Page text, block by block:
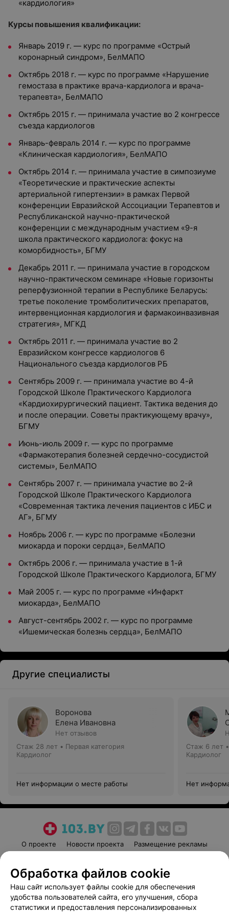
«кардиология»
Курсы повышения квалификации:
Январь 2019 г. — курс по программе «Острый
коронарный синдром», БелМАПО
Октябрь 2018 г. — курс по программе «Нарушение
гемостаза в практике врача-кардиолога и врача-
терапевта», БелМАПО
Октябрь 2015 г. — принимала участие во 2 конгрессе
съезда кардиологов
Январь-февраль 2014 г. — курс по программе
«Клиническая кардиология», БелМАПО
Октябрь 2014 г. — принимала участие в симпозиуме
«Теоретические и практические аспекты
артериальной гипертензии» в рамках Первой
конференции Евразийской Ассоциации Терапевтов и
Республиканской научно-практической
конференции с международным участием «9-я
школа практического кардиолога: фокус на
коморбидность», БГМУ
Декабрь 2011 г. — принимала участие в городском
научно-практическом семинаре «Новые горизонты
реперфузионной терапии в Республике Беларусь:
третье поколение тромболитических препаратов,
интервенционная кардиология и фармакоинвазивная
стратегия», МГКД
Октябрь 2011 г. — принимала участие во 2
Евразийском конгрессе кардиологов 6
Национального съезда кардиологов РБ
Сентябрь 2009 г. — принимала участие во 4-й
Городской Школе Практического Кардиолога
«Кардиохирургический пациент. Тактика ведения до
и после операции. Советы практикующему врачу»,
БГМУ
Июнь-июль 2009 г. — курс по программе
«Фармакотерапия болезней сердечно-сосудистой
системы», БелМАПО
Сентябрь 2007 г. — принимала участие во 2-й
Городской Школе Практического Кардиолога
«Современная тактика лечения пациентов с ИБС и
АГ», БГМУ
Ноябрь 2006 г. — курс по программе «Болезни
миокарда и пороки сердца», БелМАПО
Октябрь 2006 г. — принимала участие в 1-й
Городской Школе Практического Кардиолога, БГМУ
Май 2005 г. — курс по программе «Инфаркт
миокарда», БелМАПО
Август-сентябрь 2002 г. — курс по программе
«Ишемическая болезнь сердца», БелМАПО
Другие специалисты
Воронова
Елена Ивановна
Нет отзывов
Стаж 28 лет • Первая категория
Кардиолог
Нет информации о месте работы
Стаж 6 лет
Кардиолог
Нет
О проекте Новости проекта
Размещение рекламы
Пользовательское соглашение
Способы оплаты
Вакансии
Партнеры
Написать руководителю 103.by
Обработка файлов cookie
Наш сайт использует файлы cookie для обеспечения
удобства пользователей сайта, его улучшения, сбора
статистики и предоставления персонализированных